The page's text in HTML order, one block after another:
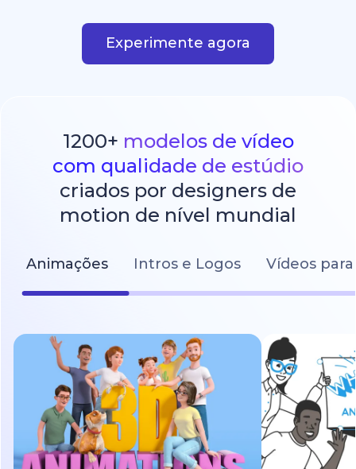
Experimente agora
1200+ modelos de vídeo
com qualidade de estúdio
criados por designers de
motion de nível mundial
Animações Intros e Logos Vídeos para